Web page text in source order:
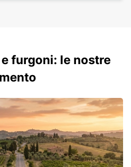
furgoni: le nostre